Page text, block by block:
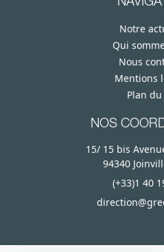
Notre
Qui
Nous
Mentions
Plan
NOS
15/ 15 bis
94340
(+33)1 40